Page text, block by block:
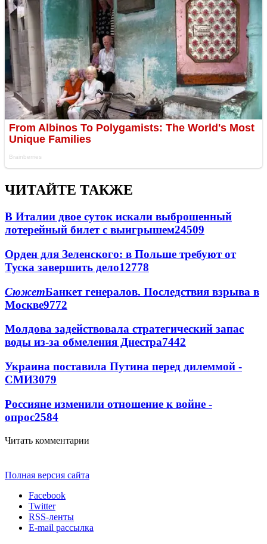
ЧИТАЙТЕ ТАКЖЕ
В Италии двое суток искали выброшенный
лотерейный билет с выигрышем24509
Орден для Зеленского: в Польше требуют от
Туска завершить дело12778
СюжетБанкет генералов. Последствия взрыва в
Москве9772
Молдова задействовала стратегический запас
воды из-за обмеления Днестра7442
Украина поставила Путина перед дилеммой -
СМИ3079
Россияне изменили отношение к войне -
опрос2584
Читать комментарии
Полная версия сайта
Facebook
Twitter
RSS-ленты
E-mail рассылка